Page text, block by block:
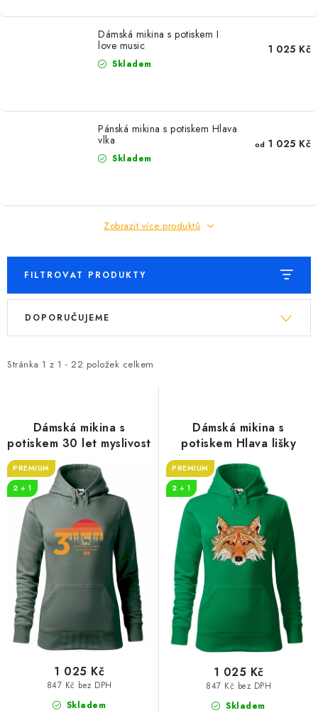
Dámská mikina s potiskem I
love music
Skladem
1 025 Kč
Pánská mikina s potiskem Hlava
vlka
Skladem
od 1 025 Kč
Zobrazit více produktů
FILTROVAT PRODUKTY
V
i
o
d
u
Stránka 1 z 1 - 22 položek celkem
Ř
e
r
o
d
DOPORUČUJEME
Dámská mikina s
potiskem 30 let myslivost
PREMIUM
2 + 1
Skladem
847 Kč bez DPH
1 025 Kč
Dámská mikina s
potiskem Hlava lišky
PREMIUM
2 + 1
Skladem
847 Kč bez DPH
1 025 Kč